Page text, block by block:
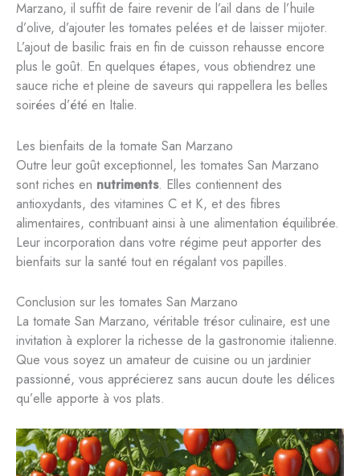
Marzano, il suffit de faire revenir de l’ail dans de l’huile
d’olive, d’ajouter les tomates pelées et de laisser mijoter.
L’ajout de basilic frais en fin de cuisson rehausse encore
plus le goût. En quelques étapes, vous obtiendrez une
sauce riche et pleine de saveurs qui rappellera les belles
soirées d’été en Italie.
Les bienfaits de la tomate San Marzano
Outre leur goût exceptionnel, les tomates San Marzano
sont riches en nutriments. Elles contiennent des
antioxydants, des vitamines C et K, et des fibres
alimentaires, contribuant ainsi à une alimentation équilibrée.
Leur incorporation dans votre régime peut apporter des
bienfaits sur la santé tout en régalant vos papilles.
Conclusion sur les tomates San Marzano
La tomate San Marzano, véritable trésor culinaire, est une
invitation à explorer la richesse de la gastronomie italienne.
Que vous soyez un amateur de cuisine ou un jardinier
passionné, vous apprécierez sans aucun doute les délices
qu’elle apporte à vos plats.